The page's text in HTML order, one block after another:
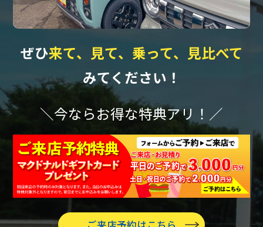
ぜひ来て、見て、乗って、見比べて
みてください！
＼今ならお得な特典アリ！／